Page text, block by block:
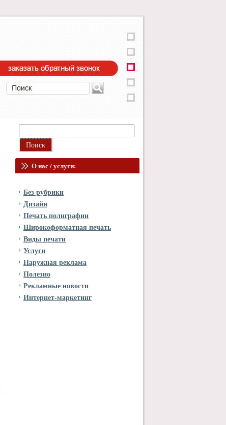
О нас / услуги:
Без рубрики
Дизайн
Печать полиграфии
Широкоформатная печать
Виды печати
Услуги
Наружная реклама
Полезно
Рекламные новости
Интернет-маркетинг